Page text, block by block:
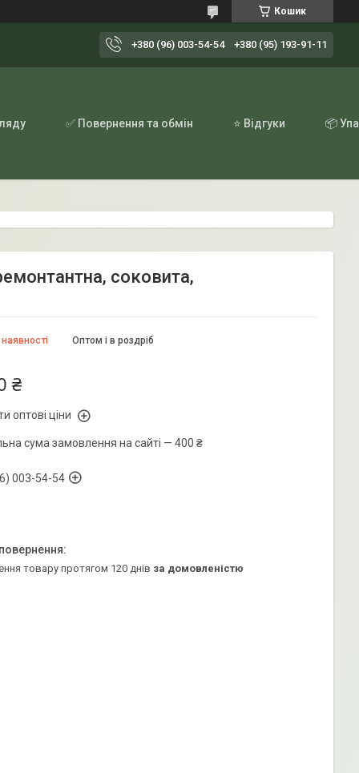
Кошик
+380 (96) 003-54-54 +380 (95) 193-91-11
✅ Повернення та обмін ⭐ Відгуки 📦
соковита,
Оптом і в роздріб
₴
оптові ціни
сума замовлення на сайті — 400 ₴
003-54-54
товару протягом 120 днів за домовленістю